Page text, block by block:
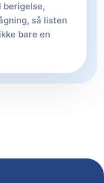
berigelse,
så listen
bare en